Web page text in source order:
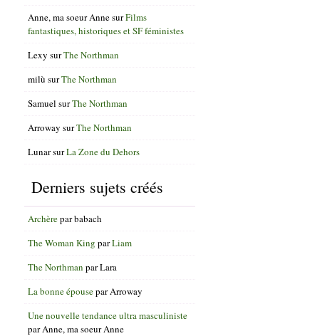
Anne, ma soeur AnnesurFilms
fantastiques, historiques et SF féministes
Lexy surThe Northman
milù surThe Northman
Samuel surThe Northman
Arroway surThe Northman
LunarsurLa Zone du Dehors
Derniers sujets créés
Archèreparbabach
The Woman King parLiam
The Northman parLara
La bonne épouseparArroway
Une nouvelle tendance ultra masculiniste
parAnne, ma soeur Anne